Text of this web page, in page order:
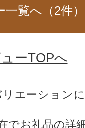
一覧へ（2件）
ーTOPへ
エーション
でお礼品の詳